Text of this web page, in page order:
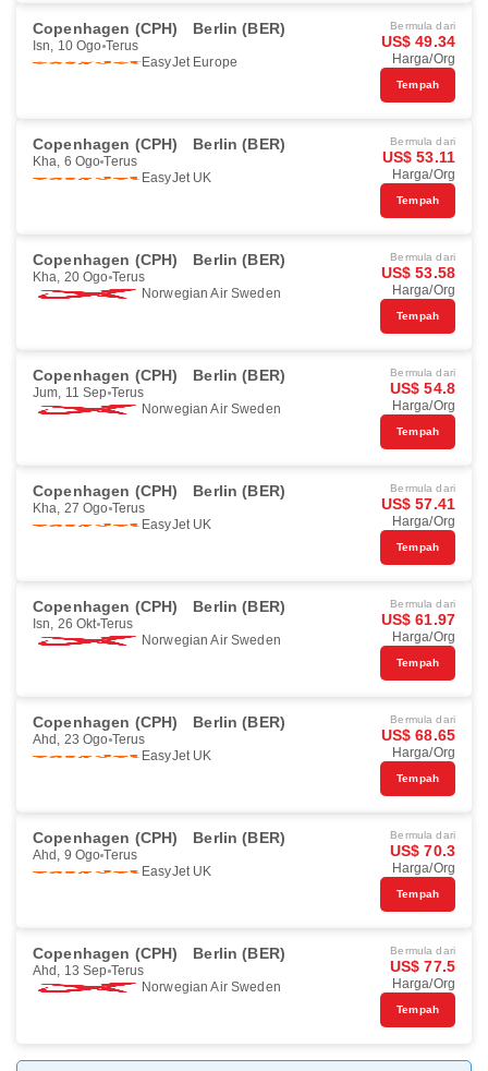
Copenhagen (CPH) Berlin (BER)
Isn, 10 Ogo Terus
EasyJet Europe
Bermula dari
US$ 49.34
Harga/Org
Tempah
Copenhagen (CPH) Berlin (BER)
Kha, 6 Ogo Terus
EasyJet UK
Bermula dari
US$ 53.11
Harga/Org
Tempah
Copenhagen (CPH) Berlin (BER)
Kha, 20 Ogo Terus
Norwegian Air Sweden
Bermula dari
US$ 53.58
Harga/Org
Tempah
Copenhagen (CPH) Berlin (BER)
Jum, 11 Sep Terus
Norwegian Air Sweden
Bermula dari
US$ 54.8
Harga/Org
Tempah
Copenhagen (CPH) Berlin (BER)
Kha, 27 Ogo Terus
EasyJet UK
Bermula dari
US$ 57.41
Harga/Org
Tempah
Copenhagen (CPH) Berlin (BER)
Isn, 26 Okt Terus
Norwegian Air Sweden
Bermula dari
US$ 61.97
Harga/Org
Tempah
Copenhagen (CPH) Berlin (BER)
Ahd, 23 Ogo Terus
EasyJet UK
Bermula dari
US$ 68.65
Harga/Org
Tempah
Copenhagen (CPH) Berlin (BER)
Ahd, 9 Ogo Terus
EasyJet UK
Bermula dari
US$ 70.3
Harga/Org
Tempah
Copenhagen (CPH) Berlin (BER)
Ahd, 13 Sep Terus
Norwegian Air Sweden
Bermula dari
US$ 77.5
Harga/Org
Tempah